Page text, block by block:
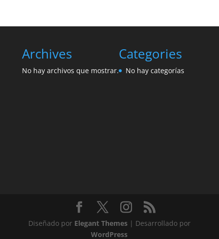
Archives
No hay archivos que mostrar.
Categories
No hay categorías
Diseñado por Elegant Themes| Desarrollado por
WordPress